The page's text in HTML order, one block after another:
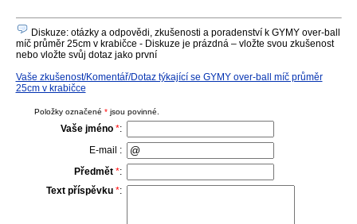
Diskuze: otázky a odpovědi, zkušenosti a poradenství k GYMY over-ball
míč průměr 25cm v krabičce - Diskuze je prázdná – vložte svou zkušenost
nebo vložte svůj dotaz jako první
Vaše zkušenost/Komentář/Dotaz týkající se GYMY over-ball míč průměr
25cm v krabičce
Položky označené * jsou povinné.
Vaše jméno *:
E-mail :
Předmět *:
Text příspěvku *: